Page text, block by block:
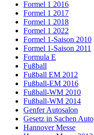
Formel 1 2016
Formel 1 2017
Formel 1 2018
Formel 1 2022
Formel 1-Saison 2010
Formel 1-Saison 2011
Formula E
Fußball
Fußball EM 2012
Fußball-EM 2016
Fußball-WM 2010
Fußball-WM 2014
Genfer Autosalon
Gesetz in Sachen Auto
Hannover Messe